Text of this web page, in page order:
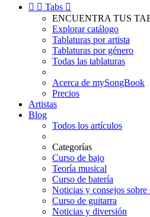
  Tabs 
ENCUENTRA TUS
Explorar catálogo
Tablaturas por artista
Tablaturas por género
Todas las tablaturas
Acerca de mySongBook
Precios
Artistas
Blog
Todos los artículos
Categorías
Curso de bajo
Teoría musical
Curso de batería
Noticias y consejos
Curso de guitarra
Noticias y diversión